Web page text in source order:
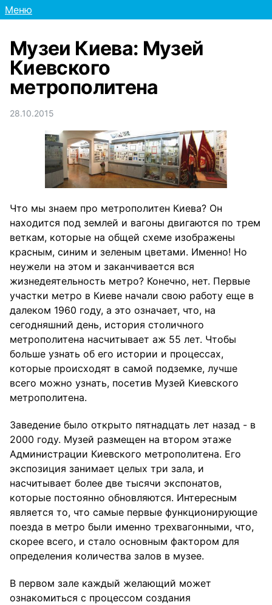
Меню
Музеи Киева: Музей
Киевского
метрополитена
28.10.2015
Что мы знаем про метрополитен Киева? Он
находится под землей и вагоны двигаются по трем
веткам, которые на общей схеме изображены
красным, синим и зеленым цветами. Именно! Но
неужели на этом и заканчивается вся
жизнедеятельность метро? Конечно, нет. Первые
участки метро в Киеве начали свою работу еще в
далеком 1960 году, а это означает, что, на
сегодняшний день, история столичного
метрополитена насчитывает аж 55 лет. Чтобы
больше узнать об его истории и процессах,
которые происходят в самой подземке, лучше
всего можно узнать, посетив Музей Киевского
метрополитена.
Заведение было открыто пятнадцать лет назад - в
2000 году. Музей размещен на втором этаже
Администрации Киевского метрополитена. Его
экспозиция занимает целых три зала, и
насчитывает более две тысячи экспонатов,
которые постоянно обновляются. Интересным
является то, что самые первые функционирующие
поезда в метро были именно трехвагонными, что,
скорее всего, и стало основным фактором для
определения количества залов в музее.
В первом зале каждый желающий может
ознакомиться с процессом создания